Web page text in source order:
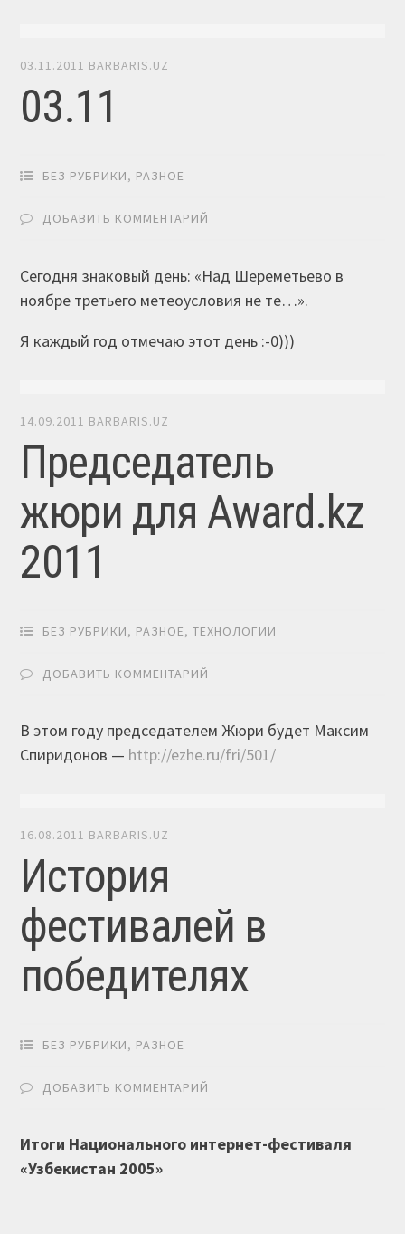
03.11.2011 BARBARIS.UZ
03.11
БЕЗ РУБРИКИ, РАЗНОЕ
ДОБАВИТЬ КОММЕНТАРИЙ
Сегодня знаковый день: «Над Шереметьево в
ноябре третьего метеоусловия не те…».
Я каждый год отмечаю этот день :-0)))
14.09.2011 BARBARIS.UZ
Председатель
жюри для Award.kz
2011
БЕЗ РУБРИКИ, РАЗНОЕ,ТЕХНОЛОГИИ
ДОБАВИТЬ КОММЕНТАРИЙ
В этом году председателем Жюри будет Максим
Спиридонов — http://ezhe.ru/fri/501/
16.08.2011 BARBARIS.UZ
История
фестивалей в
победителях
БЕЗ РУБРИКИ, РАЗНОЕ
ДОБАВИТЬ КОММЕНТАРИЙ
Итоги Национального интернет-фестиваля
«Узбекистан 2005»